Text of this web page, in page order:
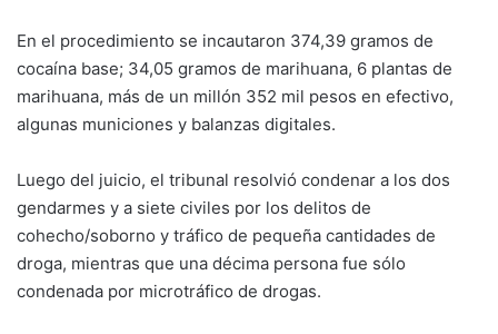
En el procedimiento se incautaron 374,39 gramos de
cocaína base; 34,05 gramos de marihuana, 6 plantas de
marihuana, más de un millón 352 mil pesos en efectivo,
algunas municiones y balanzas digitales.
Luego del juicio, el tribunal resolvió condenar a los dos
gendarmes y a siete civiles por los delitos de
cohecho/soborno y tráfico de pequeña cantidades de
droga, mientras que una décima persona fue sólo
condenada por microtráfico de drogas.